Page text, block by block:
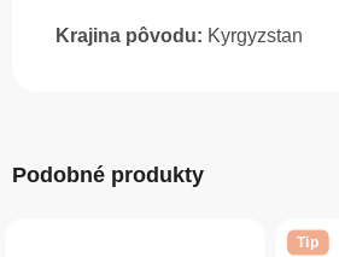
Krajina pôvodu: Kyrgyzstan
Podobné produkty
Tip